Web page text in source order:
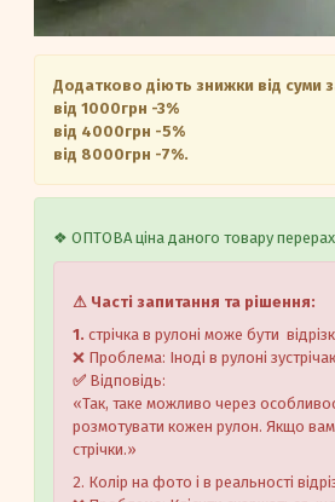
Додатково діють знижки від суми
від 1000грн -3%
від 4000грн -5%
від 8000грн -7%.
❖ ОПТОВА ціна даного товару
⚠ Часті запитання та рішення:
1. стрічка в рулоні може бути
❌ Проблема: Іноді в рулоні
✅ Відповідь:
«Так, таке можливо через
розмотувати кожен рулон. Якщо вам
стрічки.»
2. Колір на фото і в реальності